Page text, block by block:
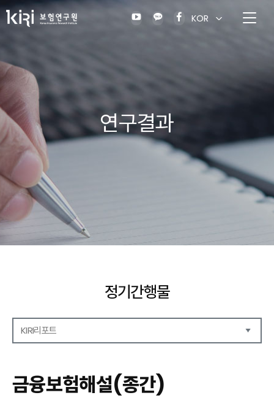
KOR
연구결과
정기간행물
KIRI리포트
보험금융연구
KIRI 리포트
금융보험해설(종간)